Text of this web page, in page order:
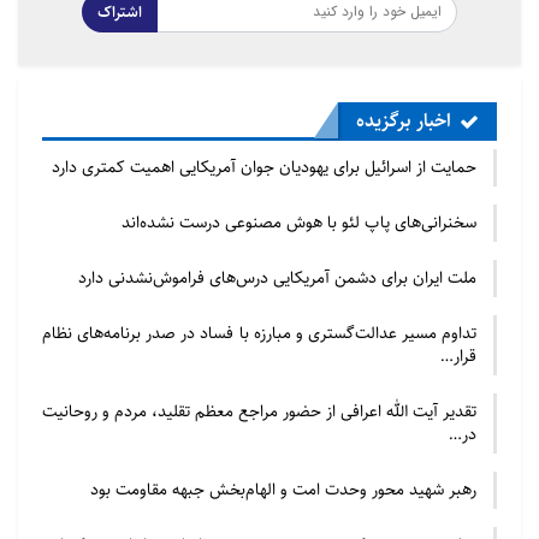
پرداخت.
عرصه اخبار غدیر را آشکار می سازد:
گروهی از انصار، برای توجیه خطای خویش،
بیعت با دیگران می شنیدیم با غیر علی
بیعت نمی کردیم. حضرت فرمود:
آیا پدرم در روز غدیر برای کسی جای عذر
لبید که پرسیده بود: آیا از سخنان پیامبر
دلیلی بر امامت علی دارید؟
فرمود: شگفتا، آیا روز غدیر را فراموش
اشتراک
اخبار برگزیده
حمایت از اسرائیل برای یهودیان جوان آمریکایی اهمیت کمتری دارد
سخنرانی‌های پاپ لئو با هوش مصنوعی درست نشده‌اند
ملت ایران برای دشمن آمریکایی درس‌های فراموش‌نشدنی دارد
تداوم مسیر عدالت‌گستری و مبارزه با فساد در صدر برنامه‌های نظام
قرار…
تقدیر آیت الله اعرافی از حضور مراجع معظم تقلید، مردم و روحانیت
در…
رهبر شهید محور وحدت امت و الهام‌بخش جبهه مقاومت بود